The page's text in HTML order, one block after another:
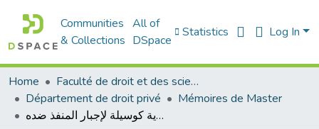
Communities
& Collections
All of
DSpace
Statistics Log In
Home
Faculté de droit et des sciences politiques
Département de droit privé
Mémoires de Master
لغرامة التهديدية كوسيلة لإجبار المنفذ ضده